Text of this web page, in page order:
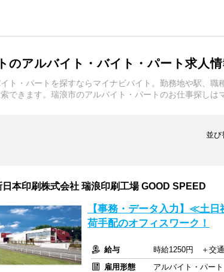
のアルバイト・バイト・パート求人情
ト・パートを探すならマイナビバイト。勤務地や駅、
できます。瑞浪市のアルバイト・パートのお仕事探しは
並び
日本印刷株式会社 瑞浪印刷工場 GOOD SPEED
【事務・データ入力】≪土
荷手配のオフィスワーク！
給与
時給1250円 ＋交
雇用形態
アルバイト・パート